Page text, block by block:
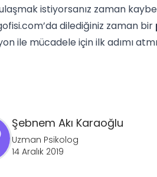
istiyorsanız zaman
dilediğiniz zaman bir
ile mücadele için ilk adımı
Şebnem Akı Karaoğlu
Uzman Psikolog
14 Aralık 2019